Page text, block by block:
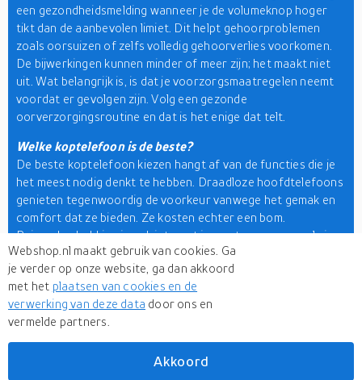
een gezondheidsmelding wanneer je de volumeknop hoger
tikt dan de aanbevolen limiet. Dit helpt gehoorproblemen
zoals oorsuizen of zelfs volledig gehoorverlies voorkomen.
De bijwerkingen kunnen minder of meer zijn; het maakt niet
uit. Wat belangrijk is, is dat je voorzorgsmaatregelen neemt
voordat er gevolgen zijn. Volg een gezonde
oorverzorgingsroutine en dat is het enige dat telt.
Welke koptelefoon is de beste?
De beste koptelefoon kiezen hangt af van de functies die je
het meest nodig denkt te hebben. Draadloze hoofdtelefoons
genieten tegenwoordig de voorkeur vanwege het gemak en
comfort dat ze bieden. Ze kosten echter een bom.
Ruisonderdrukking is ook iets wat je moet overwegen als je
de beste luisterervaring wilt hebben. Als je online winkelt, ga
dan voor een merktoestel om het beste van twee werelden
te krijgen. Onzezoekmachine voor detailhandel
aankoop beperken zoals jij dat wilt. Tips en trucs op deze
pagina en meerdere varianten op ons platform kunnen je
winkelrit tot een naadloze ervaring maken. Kijk nu en zie
interessante producten die je winkelwagentje waard zijn.
Webshop.nl maakt gebruik van cookies. Ga
je verder op onze website, ga dan akkoord
met het plaatsen van cookies en de
verwerking van deze data door ons en
vermelde partners.
Akkoord